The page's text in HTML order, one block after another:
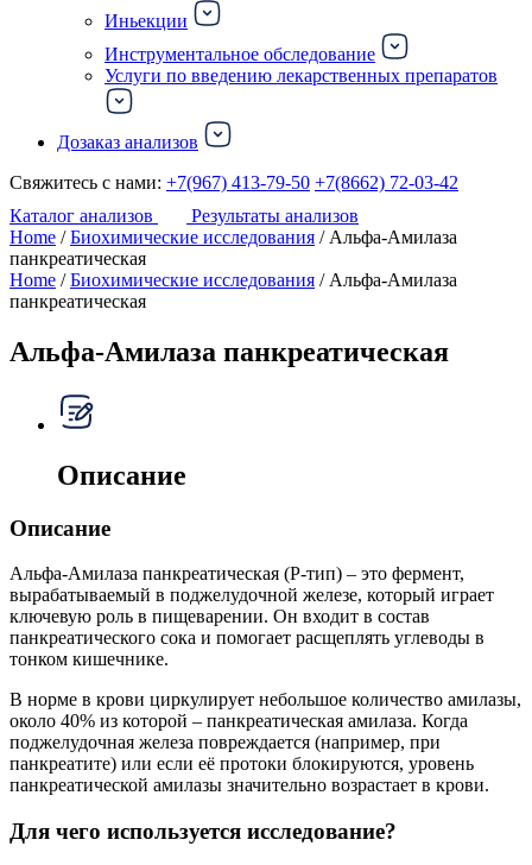
Иньекции
Инструментальное обследование
Услуги по введению лекарственных препаратов
Дозаказ анализов
Свяжитесь с нами: +7(967) 413-79-50 +7(8662) 72-03-42
Каталог анализов
Результаты анализов
Home /Биохимические исследования / Альфа-Амилаза
панкреатическая
Home /Биохимические исследования / Альфа-Амилаза
панкреатическая
Альфа-Амилаза панкреатическая
Описание
Описание
Альфа-Амилаза панкреатическая (P-тип) – это фермент,
вырабатываемый в поджелудочной железе, который играет
ключевую роль в пищеварении. Он входит в состав
панкреатического сока и помогает расщеплять углеводы в
тонком кишечнике.
В норме в крови циркулирует небольшое количество амилазы,
около 40% из которой – панкреатическая амилаза. Когда
поджелудочная железа повреждается (например, при
панкреатите) или если её протоки блокируются, уровень
панкреатической амилазы значительно возрастает в крови.
Для чего используется исследование?